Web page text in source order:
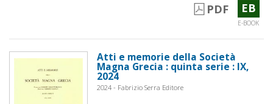
PDF EB
E-BOOK
Atti e memorie della Società
Magna Grecia : quinta serie : IX,
2024
2024 - Fabrizio Serra Editore